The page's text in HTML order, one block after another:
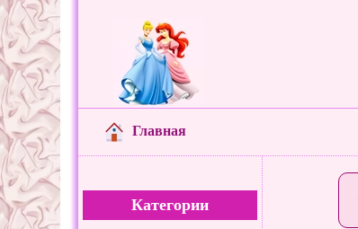
Главная
Категории